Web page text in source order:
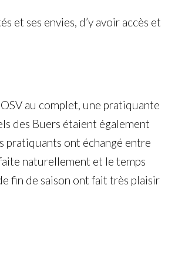
et ses envies, d’y avoir accès et
au complet, une pratiquante
des Buers étaient également
pratiquants ont échangé entre
naturellement et le temps
fin de saison ont fait très plaisir